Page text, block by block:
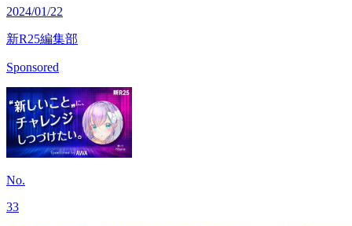
2024/01/22
新R25編集部
Sponsored
No.
33